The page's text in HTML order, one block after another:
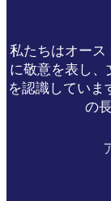
私たちはオース
に敬意を表し、
を認識していま
の